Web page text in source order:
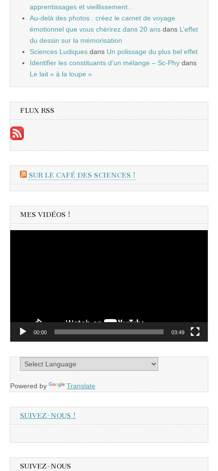
apprentissages et vieillissement…
Au-delà des photos : créez le carnet de voyage
émotionnel que vous chérirez dans 20 ans dans L’effet
du dessin sur la mémorisation
Sciences Ludiques dans Un polissage du plus bel effet
Identifier les constituants d’un mélange – Sc-Phy dans
Le lait « à la loupe »
FLUX RSS
SUR LE CAFÉ DES SCIENCES !
MES VIDÉOS !
00:00 03:49
Powered by Translate
SUIVEZ-NOUS !
SUIVEZ-NOUS